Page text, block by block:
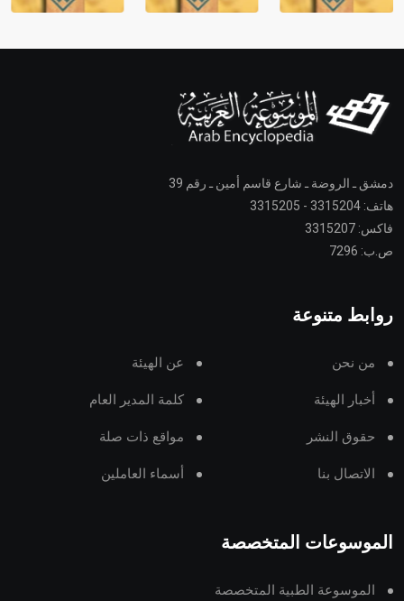
دمشق ـ الروضة ـ شارع قاسم أمين ـ رقم 39
هاتف: 3315204 - 3315205
فاكس: 3315207
ص.ب: 7296
روابط متنوعة
من نحن عن الهيئة
أخبار الهيئة كلمة المدير العام
حقوق النشر مواقع ذات صلة
الاتصال بنا أسماء العاملين
الموسوعات المتخصصة
الموسوعة الطبية المتخصصة